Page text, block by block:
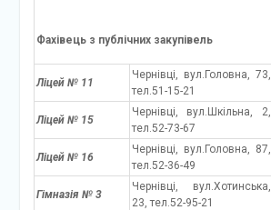
Фахівець з публічних закупівель
Ліцей № 11
Чернівці, вул.Головна, 73,
тел.51-15-21
Ліцей № 15
Чернівці, вул.Шкільна, 2,
тел.52-73-67
Ліцей № 16
Чернівці, вул.Головна, 87,
тел.52-36-49
Гімназія № 3
Чернівці, вул.Хотинська,
23, тел.52-95-21